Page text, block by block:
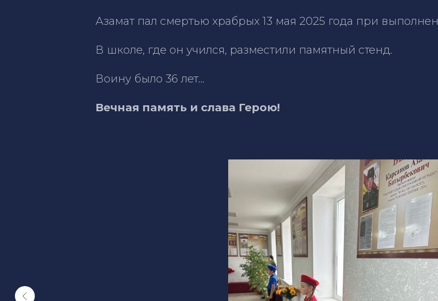
Азамат пал смертью храбрых 13 мая 2025 года при
В школе, где он учился, разместили памятный стенд.
Воину было 36 лет…
Вечная память и слава Герою!